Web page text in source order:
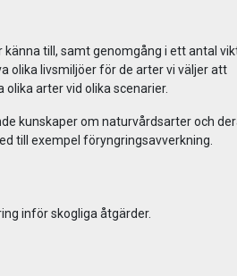
till, samt genomgång i ett antal
olika livsmiljöer för de arter vi väljer att
arter vid olika scenarier.
kunskaper om naturvårdsarter och
till exempel föryngringsavverkning.
inför skogliga åtgärder.